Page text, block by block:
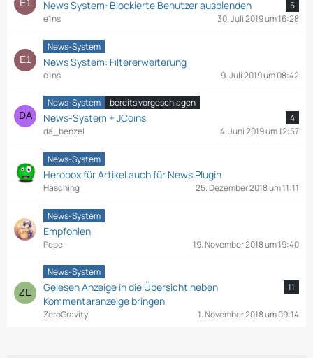
News System: Blockierte Benutzer ausblenden
5
e1ns
30. Juli 2019 um 16:28
News-System
News System: Filtererweiterung
e1ns 9. Juli 2019 um 08:42
News-System bereits vorgeschlagen
News-System + JCoins
4
da_benzel
4. Juni 2019 um 12:57
News-System
Herobox für Artikel auch für News Plugin
Hasching 25. Dezember 2018 um 11:11
News-System
Empfohlen
Pepe 19. November 2018 um 19:40
News-System
Gelesen Anzeige in die Übersicht neben
Kommentaranzeige bringen
11
ZeroGravity 1. November 2018 um 09:14